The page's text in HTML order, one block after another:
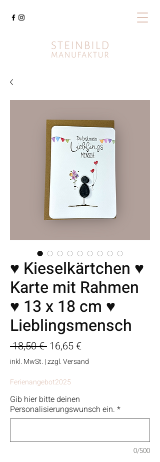
♥ Kieselkärtchen ♥
Karte mit Rahmen
♥ 13 x 18 cm ♥
Lieblingsmensch
18,50 € Standardpreis
16,65 €Sale-
Preis
inkl. MwSt. |zzgl. Versand
Ferienangebot2025
Gib hier bitte deinen
Personalisierungswunsch ein. *
0/500